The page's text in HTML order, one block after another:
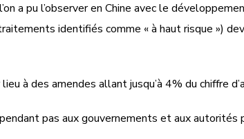
a pu l’observer en Chine avec le
identifiés comme « à haut risque »)
à des amendes allant jusqu’à 4% du chiffre
pas aux gouvernements et aux autorités